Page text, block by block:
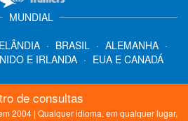
MUNDIAL
· BRASIL · ALEMANHA ·
E IRLANDA · EUA E CANADÁ
de consultas
2004 | Qualquer idioma, em qualquer lugar,